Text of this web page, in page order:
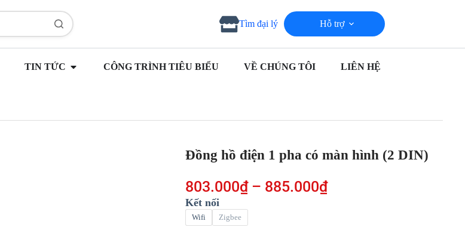
Tìm đại lý Hỗ trợ
TIN TỨC CÔNG TRÌNH TIÊU BIỂU VỀ CHÚNG TÔI LIÊN HỆ
Đồng hồ điện 1 pha có màn hình (2 DIN)
803.000₫ – 885.000₫
Kết nối
Wifi Zigbee